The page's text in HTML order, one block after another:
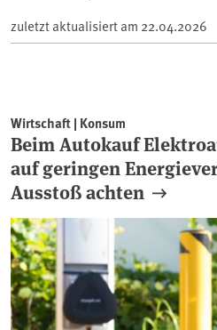
zuletzt aktualisiert am 22.04.2026
Wirtschaft | Konsum
Beim Autokauf
auf geringen
Ausstoß achten